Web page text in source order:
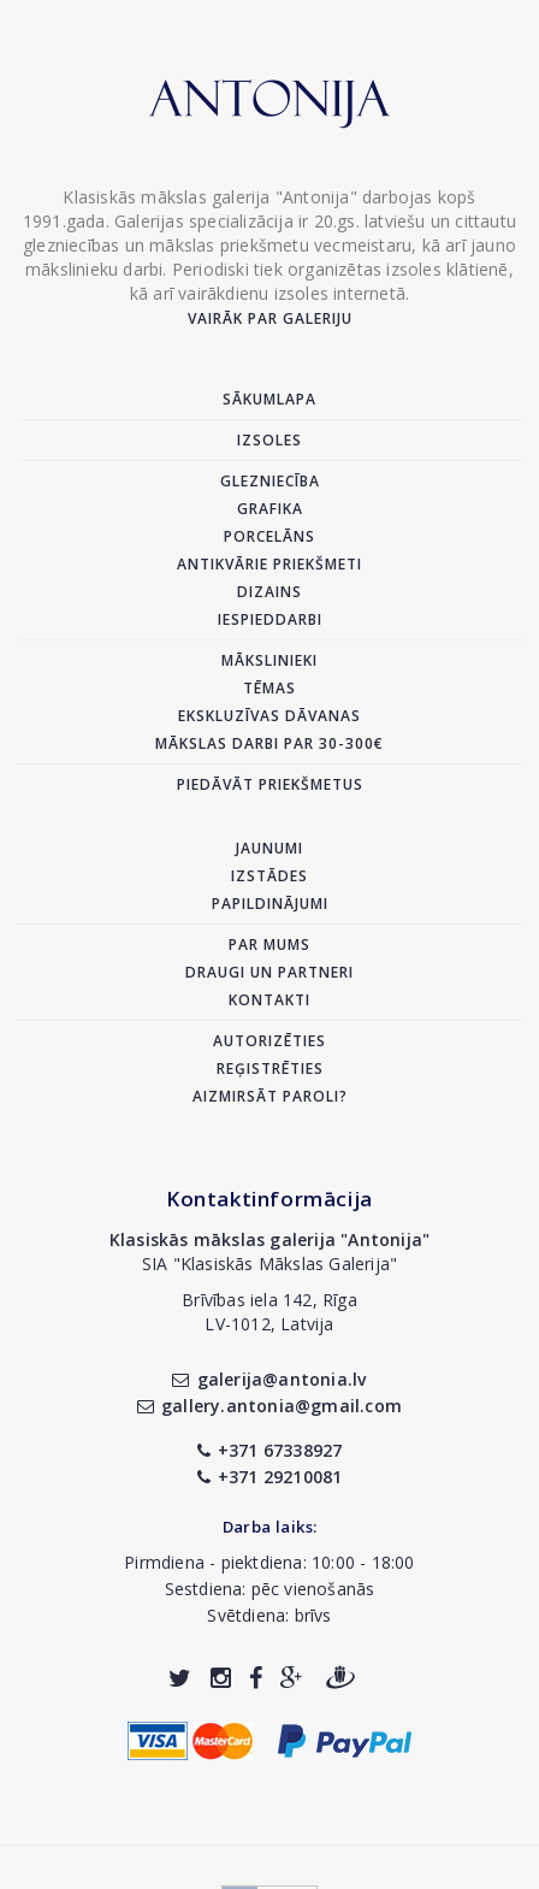
Klasiskās mākslas galerija "Antonija" darbojas kopš
1991.gada. Galerijas specializācija ir 20.gs. latviešu un cittautu
glezniecības un mākslas priekšmetu vecmeistaru, kā arī jauno
mākslinieku darbi. Periodiski tiek organizētas izsoles klātienē,
kā arī vairākdienu izsoles internetā.
VAIRĀK PAR GALERIJU
SĀKUMLAPA
IZSOLES
GLEZNIECĪBA
GRAFIKA
PORCELĀNS
ANTIKVĀRIE PRIEKŠMETI
DIZAINS
IESPIEDDARBI
MĀKSLINIEKI
TĒMAS
EKSKLUZĪVAS DĀVANAS
MĀKSLAS DARBI PAR 30-300€
PIEDĀVĀT PRIEKŠMETUS
JAUNUMI
IZSTĀDES
PAPILDINĀJUMI
PAR MUMS
DRAUGI UN PARTNERI
KONTAKTI
AUTORIZĒTIES
REĢISTRĒTIES
AIZMIRSĀT PAROLI?
Kontaktinformācija
Klasiskās mākslas galerija "Antonija"
SIA "Klasiskās Mākslas Galerija"
Brīvības iela 142, Rīga
LV-1012, Latvija
galerija@antonia.lv
gallery.antonia@gmail.com
+371 67338927
+371 29210081
Darba laiks:
Pirmdiena - piektdiena: 10:00 - 18:00
Sestdiena: pēc vienošanās
Svētdiena: brīvs